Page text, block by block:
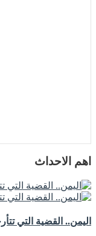
اهم الاحداث
اليمن.. القضية التي